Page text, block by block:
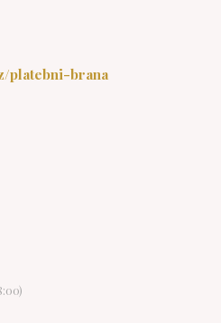
platebni-brana